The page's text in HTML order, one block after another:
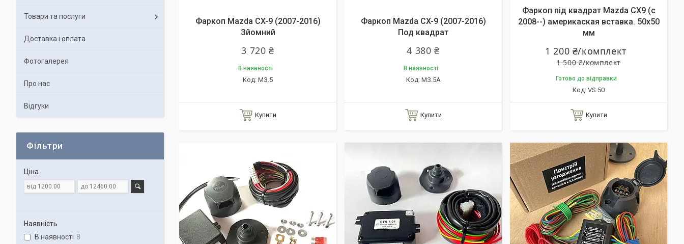
Фаркоп Mazda CX-9 (2007-2016)
Зйомний
3 720 ₴
В наявності
МЗ.5
Купити
Фаркоп Mazda CX-9 (2007-2016)
Под квадрат
4 380 ₴
В наявності
МЗ.5А
Купити
Фаркоп під квадрат Mazda CX9 (c
2008--) америкаская вставка. 50х50
мм
1 500 ₴/комплект
1 200 ₴/комплект
Готово до відправки
VS.50
Купити
Товари та послуги
Доставка і оплата
Фотогалерея
Про нас
Відгуки
Фільтри
Ціна
Наявність
В наявності 8